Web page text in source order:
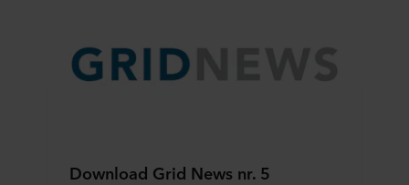
Download Grid News nr. 5